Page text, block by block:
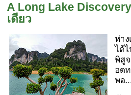
A Long Lake
เดียว
ห่า
ได้
พิสู
อด
พอ